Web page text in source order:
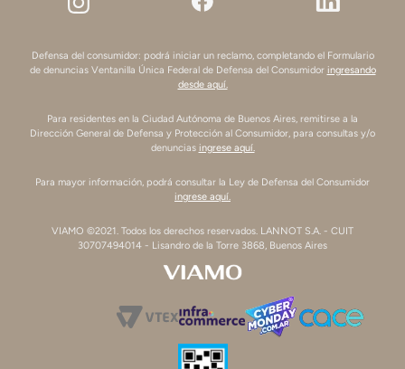
Defensa del consumidor: podrá iniciar un reclamo, completando el Formulario
de denuncias Ventanilla Única Federal de Defensa del Consumidor ingresando
desde aquí.
Para residentes en la Ciudad Autónoma de Buenos Aires, remitirse a la
Dirección General de Defensa y Protección al Consumidor, para consultas y/o
denuncias ingrese aquí.
Para mayor información, podrá consultar la Ley de Defensa del Consumidor
ingrese aquí.
VIAMO ©2021. Todos los derechos reservados. LANNOT S.A. - CUIT
30707494014 - Lisandro de la Torre 3868, Buenos Aires